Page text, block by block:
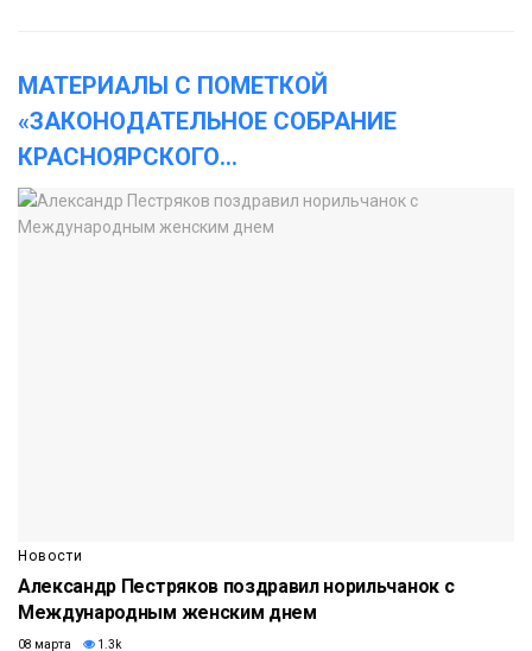
МАТЕРИАЛЫ С ПОМЕТКОЙ
«ЗАКОНОДАТЕЛЬНОЕ СОБРАНИЕ
КРАСНОЯРСКОГО...
Новости
Александр Пестряков поздравил норильчанок с
Международным женским днем
08 марта 1.3k